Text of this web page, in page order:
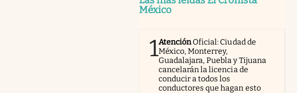
México
1AtenciónOficial: Ciudad de
México, Monterrey,
Guadalajara, Puebla y Tijuana
cancelarán la licencia de
conducir a todos los
conductores que hagan esto